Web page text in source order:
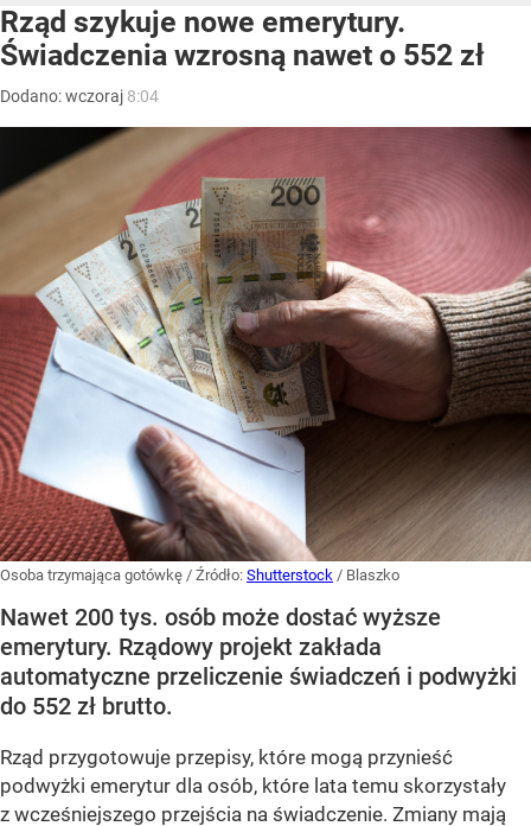
Rząd szykuje nowe emerytury.
Świadczenia wzrosną nawet o 552 zł
Dodano:wczoraj 8:04
Osoba trzymająca gotówkę / Źródło: Shutterstock / Blaszko
Nawet 200 tys. osób może dostać wyższe
emerytury. Rządowy projekt zakłada
automatyczne przeliczenie świadczeń i podwyżki
do 552 zł brutto.
Rząd przygotowuje przepisy, które mogą przynieść
podwyżki emerytur dla osób, które lata temu skorzystały
z wcześniejszego przejścia na świadczenie. Zmiany mają